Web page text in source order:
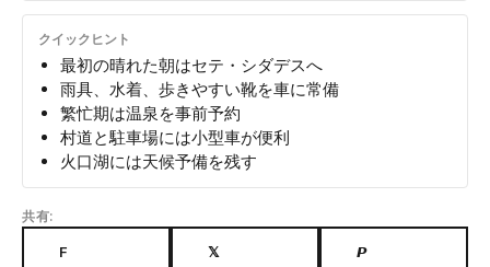
クイックヒント
最初の晴れた朝はセテ・シダデスへ
雨具、水着、歩きやすい靴を車に常備
繁忙期は温泉を事前予約
村道と駐車場には小型車が便利
火口湖には天候予備を残す
共有:
F 𝕏 𝙋